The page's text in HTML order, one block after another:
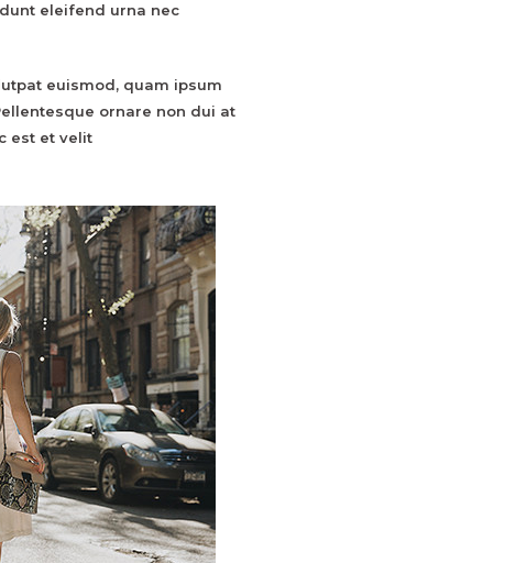
eleifend urna nec
euismod, quam ipsum
ornare non dui at
est et velit